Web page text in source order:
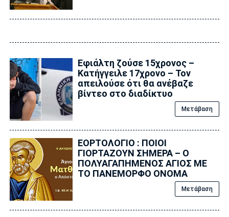
Εφιάλτη ζούσε 15χρονος –
Κατήγγειλε 17χρονο – Τον
απειλούσε ότι θα ανέβαζε
βίντεο στο διαδίκτυο
Μετάβαση
ΕΟΡΤΟΛΟΓΙΟ : ΠΟΙΟΙ
ΓΙΟΡΤΑΖΟΥΝ ΣΗΜΕΡΑ – Ο
ΠΟΛΥΑΓΑΠΗΜΕΝΟΣ ΑΓΙΟΣ ΜΕ
ΤΟ ΠΑΝΕΜΟΡΦΟ ΟΝΟΜΑ
Μετάβαση